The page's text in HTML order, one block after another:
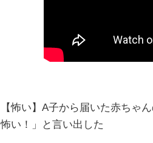
【怖い】A子から届いた赤ちゃ
怖い！」と言い出した